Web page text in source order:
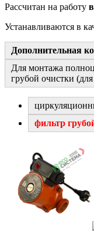
Рассчитан на работу
Устанавливаются в
Дополнительная
Для монтажа
грубой очистки
фильтр